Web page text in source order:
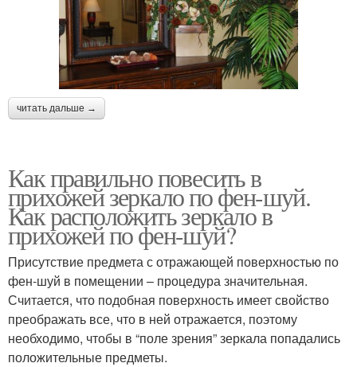
читать дальше →
Как правильно повесить в
прихожей зеркало по фен-шуй.
Как расположить зеркало в
прихожей по фен-шуй?
Присутствие предмета с отражающей поверхностью по
фен-шуй в помещении – процедура значительная.
Считается, что подобная поверхность имеет свойство
преображать все, что в ней отражается, поэтому
необходимо, чтобы в “поле зрения” зеркала попадались
положительные предметы.